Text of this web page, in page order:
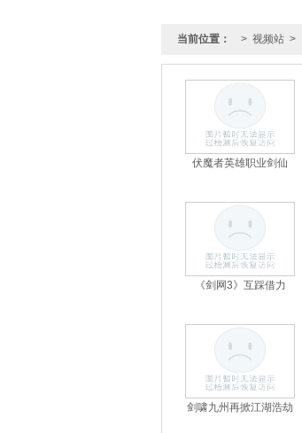
当前位置： > 视频站 >
伏魔者英雄职业剑仙
《剑网3》互踩借力
剑啸九州再掀江湖浩劫